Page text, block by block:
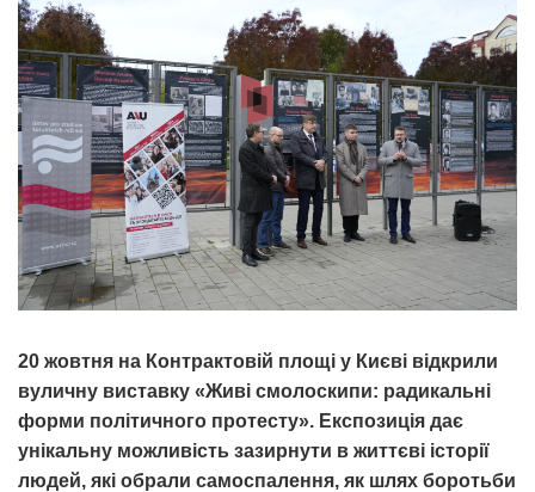
20 жовтня на Контрактовій площі у Києві відкрили
вуличну виставку «Живі смолоскипи: радикальні
форми політичного протесту». Експозиція дає
унікальну можливість зазирнути в життєві історії
людей, які обрали самоспалення, як шлях боротьби